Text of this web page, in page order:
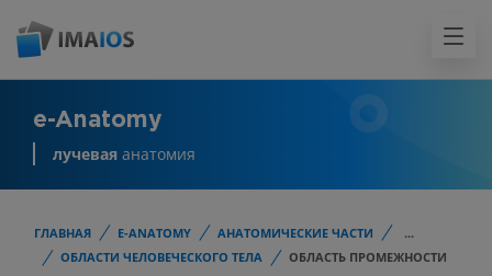
e-Anatomy
лучевая анатомия
ГЛАВНАЯ E-ANATOMY АНАТОМИЧЕСКИЕ ЧАСТИ
...
ОБЛАСТИ ЧЕЛОВЕЧЕСКОГО ТЕЛА
ОБЛАСТЬ ПРОМЕЖНОСТИ